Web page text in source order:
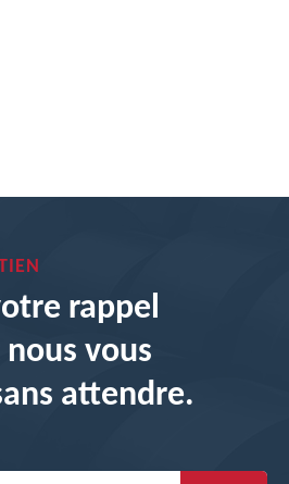
rappel
vous
attendre.